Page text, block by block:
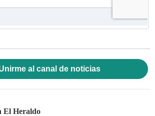
al canal de noticias
El Heraldo